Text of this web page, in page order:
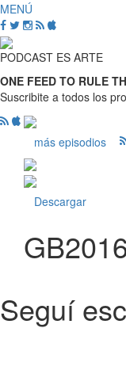
MENÚ
PODCAST ES ARTE
ONE FEED TO RULE
Suscribite a todos los
más episodios
Descargar
Seguí